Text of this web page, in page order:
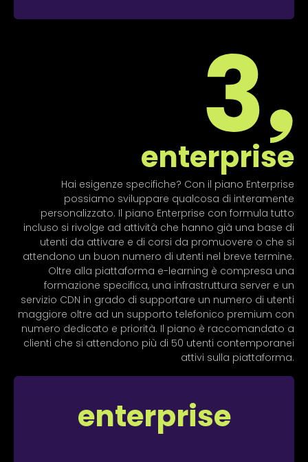
enterprise
enterprise
Hai esigenze specifiche? Con il piano Enterprise
possiamo sviluppare qualcosa di interamente
personalizzato. Il piano Enterprise con formula tutto
incluso si rivolge ad attività che hanno già una base di
utenti da attivare e di corsi da promuovere o che si
attendono un buon numero di utenti nel breve termine.
Oltre alla piattaforma e-learning è compresa una
formazione specifica, una infrastruttura server e un
servizio CDN in grado di supportare un numero di utenti
maggiore oltre ad un supporto telefonico premium con
numero dedicato e priorità. Il piano è raccomandato a
clienti che si attendono più di 50 utenti contemporanei
attivi sulla piattaforma.